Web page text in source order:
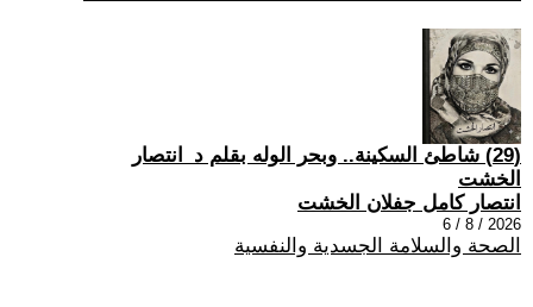
(29) شاطئ السكينة.. وبحر الوله بقلم د_انتصار
الخشت
انتصار كامل جفلان الخشت
2026 / 8 / 6
الصحة والسلامة الجسدية والنفسية